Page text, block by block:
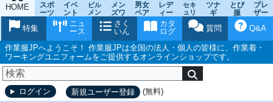
HOME
スポ
ーツ
ウェ
イベ
ント
チー
ム
ビル
メン
ンス
メン
ズワ
ーキ
ング
男女
ペア
レデ
ィー
ス
ワー
キン
グ
セキ
ュリ
ティ
ウェ
ツナ
ギ
とび
服
鳶作
業用
ブレ
ザー
ツ
Q&A
質問
カタ
ログ
さく
いん
ニュ
ース
特集
作業服JPへようこそ！ 作業服JPは全国の法人・個人の皆様に、作業着・
ワーキングユニフォームをご提供するオンラインショップです。
ログイン 新規ユーザー登録 (無料)